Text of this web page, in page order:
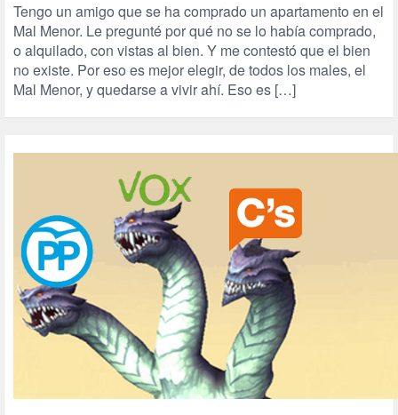
Tengo un amigo que se ha comprado un apartamento en el
Mal Menor. Le pregunté por qué no se lo había comprado,
o alquilado, con vistas al bien. Y me contestó que el bien
no existe. Por eso es mejor elegir, de todos los males, el
Mal Menor, y quedarse a vivir ahí. Eso es […]